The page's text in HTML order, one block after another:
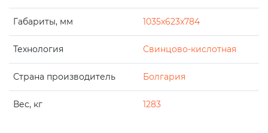
Габариты, мм 1035x623x784
Технология Свинцово-кислотная
Страна производитель Болгария
Вес, кг 1283